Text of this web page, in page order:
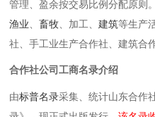
管理、盈余按交易比例分配原则
渔业 、畜牧 、加工、建筑等生产
社、手工业生产合作社、建筑合
合作社公司工商名录介绍
由标普名录采集、统计山东合作